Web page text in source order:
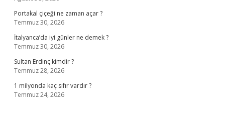
Portakal çiçeği ne zaman açar ?
Temmuz 30, 2026
İtalyanca’da iyi günler ne demek ?
Temmuz 30, 2026
Sultan Erdinç kimdir ?
Temmuz 28, 2026
1 milyonda kaç sıfır vardır ?
Temmuz 24, 2026